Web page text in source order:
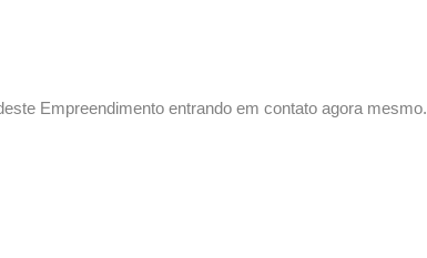
Empreendimento entrando em contato agora mesmo.